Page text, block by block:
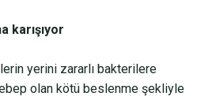
karışıyor
yerini zararlı bakterilere
olan kötü beslenme şekliyle